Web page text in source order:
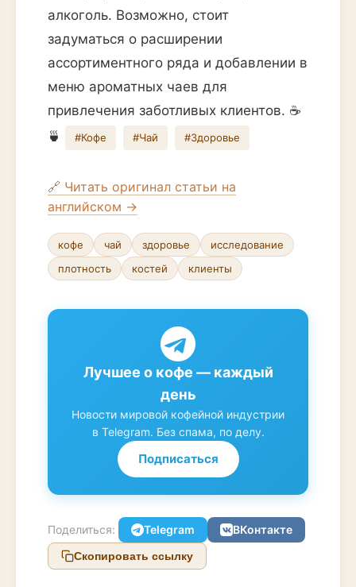
алкоголь. Возможно, стоит
задуматься о расширении
ассортиментного ряда и добавлении в
меню ароматных чаев для
привлечения заботливых клиентов. ☕️
🍵
#Кофе #Чай #Здоровье
🔗 Читать оригинал статьи на
английском →
кофе чай здоровье
исследование
плотность
костей клиенты
Лучшее о кофе — каждый
день
Новости мировой кофейной индустрии
в Telegram. Без спама, по делу.
Подписаться
Поделиться: Telegram ВКонтакте
Скопировать ссылку